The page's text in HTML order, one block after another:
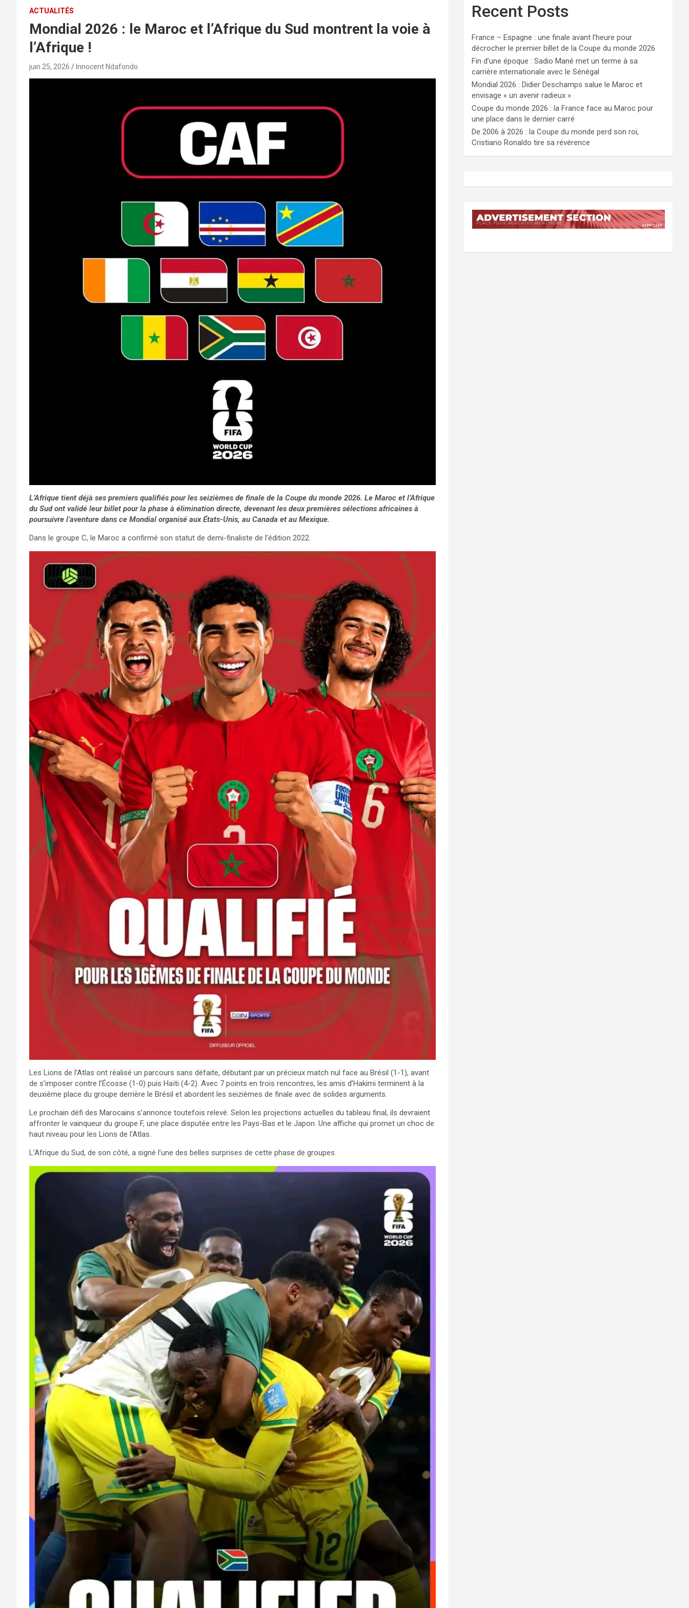
ACTUALITÉS
Mondial 2026 : le Maroc et l’Afrique du Sud montrent la voie à
l’Afrique !
juin 25, 2026 Innocent Ndafondo
L’Afrique tient déjà ses premiers qualifiés pour les seizièmes de finale de la Coupe du monde 2026. Le Maroc et l’Afrique
du Sud ont validé leur billet pour la phase à élimination directe, devenant les deux premières sélections africaines à
poursuivre l’aventure dans ce Mondial organisé aux États-Unis, au Canada et au Mexique.
Dans le groupe C, le Maroc a confirmé son statut de demi-finaliste de l’édition 2022.
Les Lions de l’Atlas ont réalisé un parcours sans défaite, débutant par un précieux match nul face au Brésil (1-1), avant
de s’imposer contre l’Écosse (1-0) puis Haïti (4-2). Avec 7 points en trois rencontres, les amis d’Hakimi terminent à la
deuxième place du groupe derrière le Brésil et abordent les seizièmes de finale avec de solides arguments.
Le prochain défi des Marocains s’annonce toutefois relevé. Selon les projections actuelles du tableau final, ils devraient
affronter le vainqueur du groupe F, une place disputée entre les Pays-Bas et le Japon. Une affiche qui promet un choc de
haut niveau pour les Lions de l’Atlas.
L’Afrique du Sud, de son côté, a signé l’une des belles surprises de cette phase de groupes.
Recent Posts
France – Espagne : une finale avant l’heure pour
décrocher le premier billet de la Coupe du monde 2026
Fin d’une époque : Sadio Mané met un terme à sa
carrière internationale avec le Sénégal
Mondial 2026 : Didier Deschamps salue le Maroc et
envisage « un avenir radieux »
Coupe du monde 2026 : la France face au Maroc pour
une place dans le dernier carré
De 2006 à 2026 : la Coupe du monde perd son roi,
Cristiano Ronaldo tire sa révérence